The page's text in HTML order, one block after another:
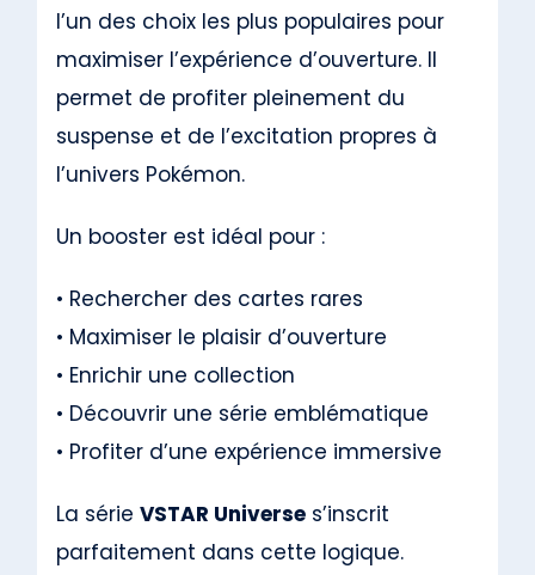
l’un des choix les plus populaires pour
maximiser l’expérience d’ouverture. Il
permet de profiter pleinement du
suspense et de l’excitation propres à
l’univers Pokémon.
Un booster est idéal pour :
• Rechercher des cartes rares
• Maximiser le plaisir d’ouverture
• Enrichir une collection
• Découvrir une série emblématique
• Profiter d’une expérience immersive
La série VSTAR Universes’inscrit
parfaitement dans cette logique.